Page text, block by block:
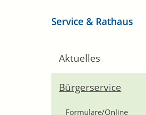
Service & Rathaus
Aktuelles
Bürgerservice
Formulare/Online